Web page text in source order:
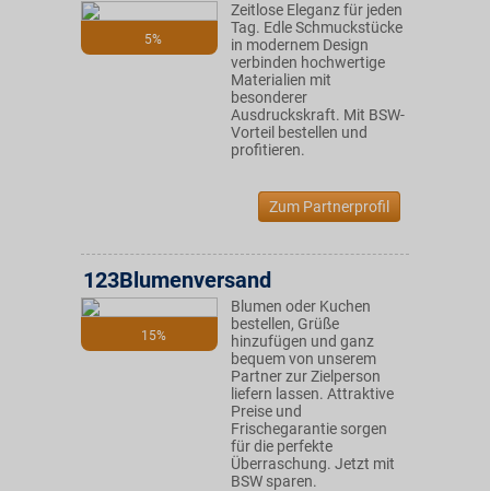
5%
Zeitlose Eleganz für jeden
Tag. Edle Schmuckstücke
in modernem Design
verbinden hochwertige
Materialien mit
besonderer
Ausdruckskraft. Mit BSW-
Vorteil bestellen und
profitieren.
Zum Partnerprofil
15%
123Blumenversand
Blumen oder Kuchen
bestellen, Grüße
hinzufügen und ganz
bequem von unserem
Partner zur Zielperson
liefern lassen. Attraktive
Preise und
Frischegarantie sorgen
für die perfekte
Überraschung. Jetzt mit
BSW sparen.